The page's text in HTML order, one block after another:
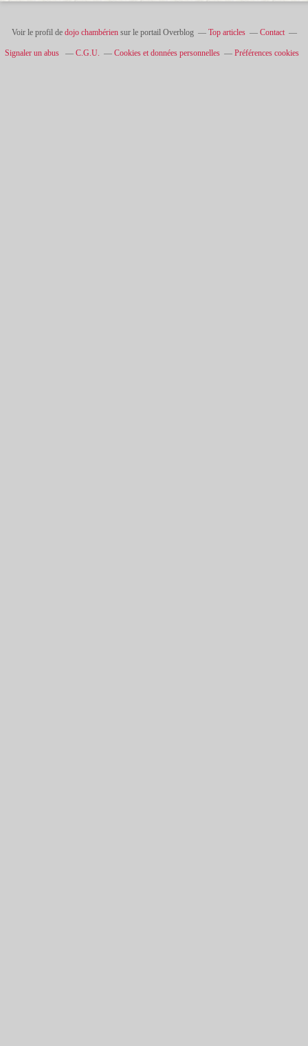
Voir le profil de dojo chambériensur le portail Overblog Top articles Contact
Signaler un abus C.G.U. Cookies et données personnelles Préférences cookies